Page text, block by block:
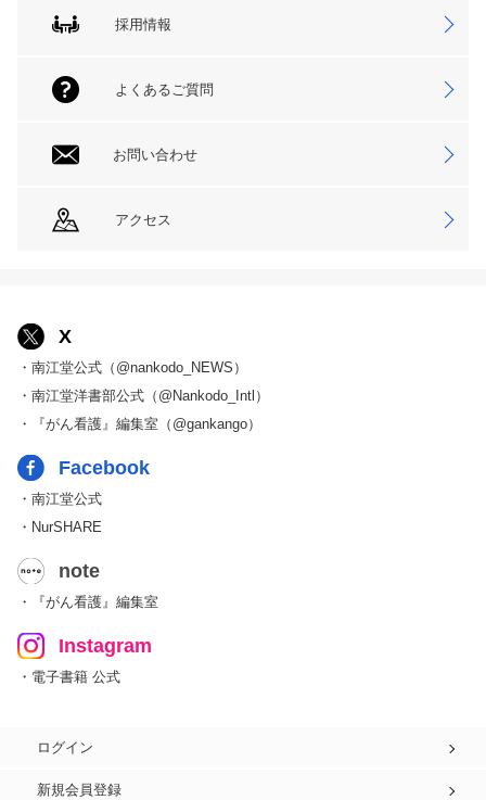
採用情報
よくあるご質問
お問い合わせ
アクセス
X
・南江堂公式（@nankodo_NEWS）
・南江堂洋書部公式（@Nankodo_Intl）
・『がん看護』編集室（@gankango）
Facebook
・南江堂公式
・NurSHARE
note
・『がん看護』編集室
Instagram
・電子書籍 公式
ログイン
新規会員登録